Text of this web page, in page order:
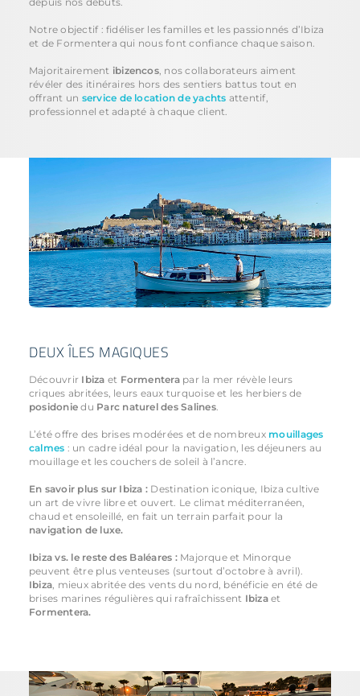
depuis nos débuts.
Notre objectif : fidéliser les familles et les passionnés d’Ibiza
et de Formentera qui nous font confiance chaque saison.
Majoritairement ibizencos, nos collaborateurs aiment
révéler des itinéraires hors des sentiers battus tout en
offrant un service de location de yachts attentif,
professionnel et adapté à chaque client.
DEUX ÎLES MAGIQUES
Découvrir Ibiza et Formenterapar la mer révèle leurs
criques abritées, leurs eaux turquoise et les herbiers de
posidonie du Parc naturel des Salines.
L’été offre des brises modérées et de nombreux mouillages
calmes : un cadre idéal pour la navigation, les déjeuners au
mouillage et les couchers de soleil à l’ancre.
En savoir plus sur Ibiza : Destination iconique, Ibiza cultive
un art de vivre libre et ouvert. Le climat méditerranéen,
chaud et ensoleillé, en fait un terrain parfait pour la
navigation de luxe.
Ibiza vs. le reste des Baléares :Majorque et Minorque
peuvent être plus venteuses (surtout d’octobre à avril).
Ibiza, mieux abritée des vents du nord, bénéficie en été de
brises marines régulières qui rafraîchissent Ibizaet
Formentera.